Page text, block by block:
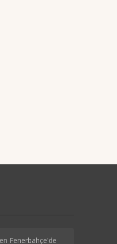
Fenerbahçe'de